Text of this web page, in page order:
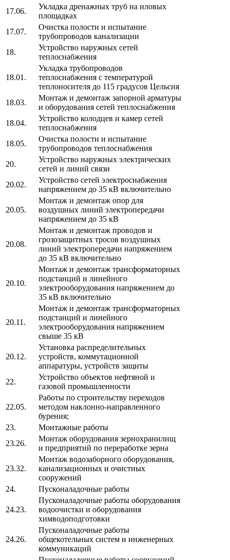
17.06.
Укладка дренажных труб на иловых
площадках
17.07.
Очистка полости и испытание
трубопроводов канализации
18.
Устройство наружных сетей
теплоснабжения
18.01.
Укладка трубопроводов
теплоснабжения с температурой
теплоносителя до 115 градусов Цельсия
18.03.
Монтаж и демонтаж запорной арматуры
и оборудования сетей теплоснабжения
18.04.
Устройство колодцев и камер сетей
теплоснабжения
18.05.
Очистка полости и испытание
трубопроводов теплоснабжения
20.
Устройство наружных электрических
сетей и линий связи
20.02.
Устройство сетей электроснабжения
напряжением до 35 кВ включительно
20.05.
Монтаж и демонтаж опор для
воздушных линий электропередачи
напряжением до 35 кВ
20.08.
Монтаж и демонтаж проводов и
грозозащитных тросов воздушных
линий электропередачи напряжением
до 35 кВ включительно
20.10.
Монтаж и демонтаж трансформаторных
подстанций и линейного
электрооборудования напряжением до
35 кВ включительно
20.11.
Монтаж и демонтаж трансформаторных
подстанций и линейного
электрооборудования напряжением
свыше 35 кВ
20.12.
Установка распределительных
устройств, коммутационной
аппаратуры, устройств защиты
22.
Устройство объектов нефтяной и
газовой промышленности
22.05.
Работы по строительству переходов
методом наклонно-направленного
бурения;
23.
Монтажные работы
23.26.
Монтаж оборудования зернохранилищ
и предприятий по переработке зерна
23.32.
Монтаж водозаборного оборудования,
канализационных и очистных
сооружений
24.
Пусконаладочные работы
24.23.
Пусконаладочные работы оборудования
водоочистки и оборудования
химводоподготовки
24.26.
Пусконаладочные работы
общекотельных систем и инженерных
коммуникаций